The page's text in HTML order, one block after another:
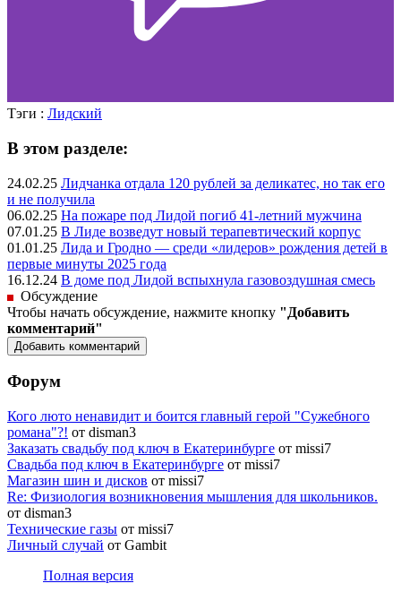
Тэги : Лидский
В этом разделе:
24.02.25 Лидчанка отдала 120 рублей за деликатес, но так его
и не получила
06.02.25 На пожаре под Лидой погиб 41-летний мужчина
07.01.25 В Лиде возведут новый терапевтический корпус
01.01.25 Лида и Гродно — среди «лидеров» рождения детей в
первые минуты 2025 года
16.12.24 В доме под Лидой вспыхнула газовоздушная смесь
Обсуждение
Чтобы начать обсуждение, нажмите кнопку "Добавить
комментарий"
Форум
Кого люто ненавидит и боится главный герой "Сужебного
романа"?! от disman3
Заказать свадьбу под ключ в Екатеринбурге от missi7
Cвадьба под ключ в Екатеринбурге от missi7
Магазин шин и дисков от missi7
Re: Физиология возникновения мышления для школьников.
от disman3
Технические газы от missi7
Личный случай от Gambit
Полная версия